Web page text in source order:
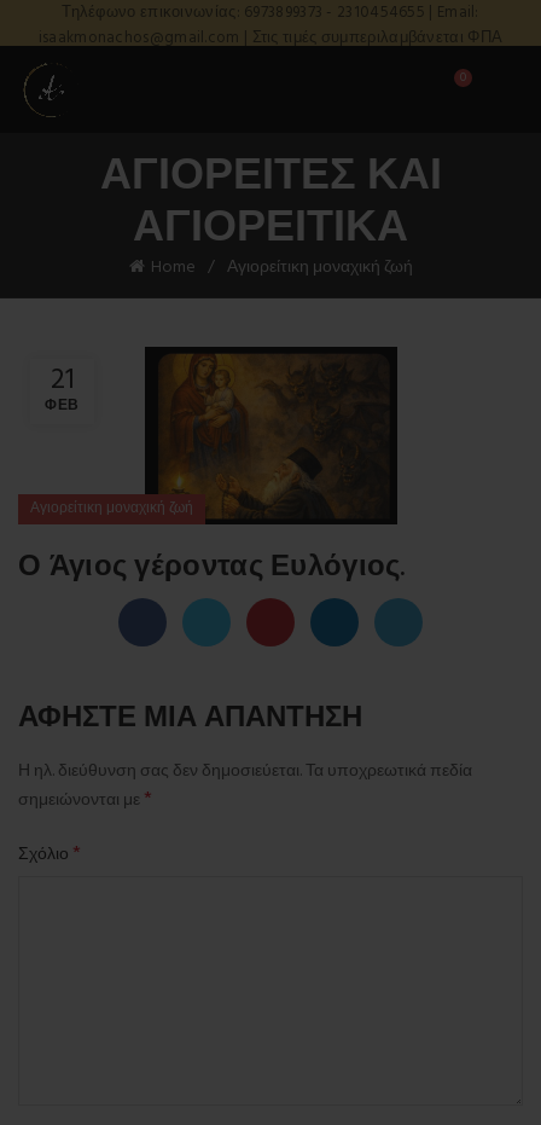
Τηλέφωνο επικοινωνίας: 6973899373 - 2310454655 | Email:
isaakmonachos@gmail.com | Στις τιμές συμπεριλαμβάνεται ΦΠΑ
0
ΑΓΙΟΡΕΊΤΕΣ ΚΑΙ
ΑΓΙΟΡΕΊΤΙΚΑ
Home Αγιορείτικη μοναχική ζωή
21
ΦΕΒ
Αγιορείτικη μοναχική ζωή
Ο Άγιος γέροντας Ευλόγιος.
ΑΦΉΣΤΕ ΜΙΑ ΑΠΆΝΤΗΣΗ
Η ηλ. διεύθυνση σας δεν δημοσιεύεται.Τα υποχρεωτικά πεδία
σημειώνονται με*
Σχόλιο *